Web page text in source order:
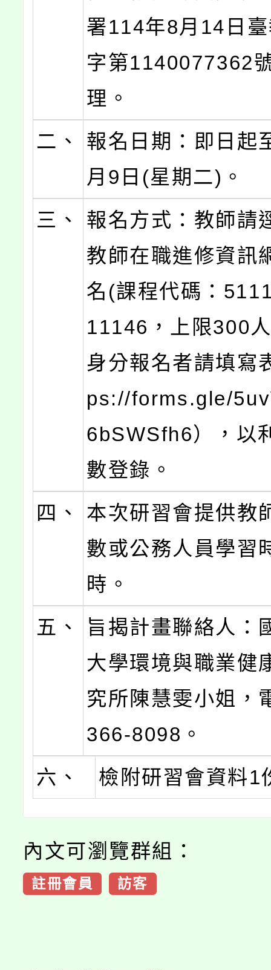
署114年8月14日
字第1140077362
理。
二、
報名日期：即日起
月9日(星期二)。
三、
報名方式：教師請
教師在職進修資訊
名(課程代碼：
11146，上限300
身分報名者請填寫
ps://forms.gle/
6bSWSfh6），以
數登錄。
四、
本次研習會提供教
數或公務人員學習
時。
五、
旨揭計畫聯絡人：
大學環境與職業健
究所陳慧雯小姐，
366-8098。
六、
檢附研習會資料1
內文可瀏覽群組：
註冊會員 訪客